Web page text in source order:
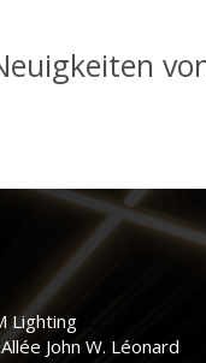
Lighting
John W. Léonard